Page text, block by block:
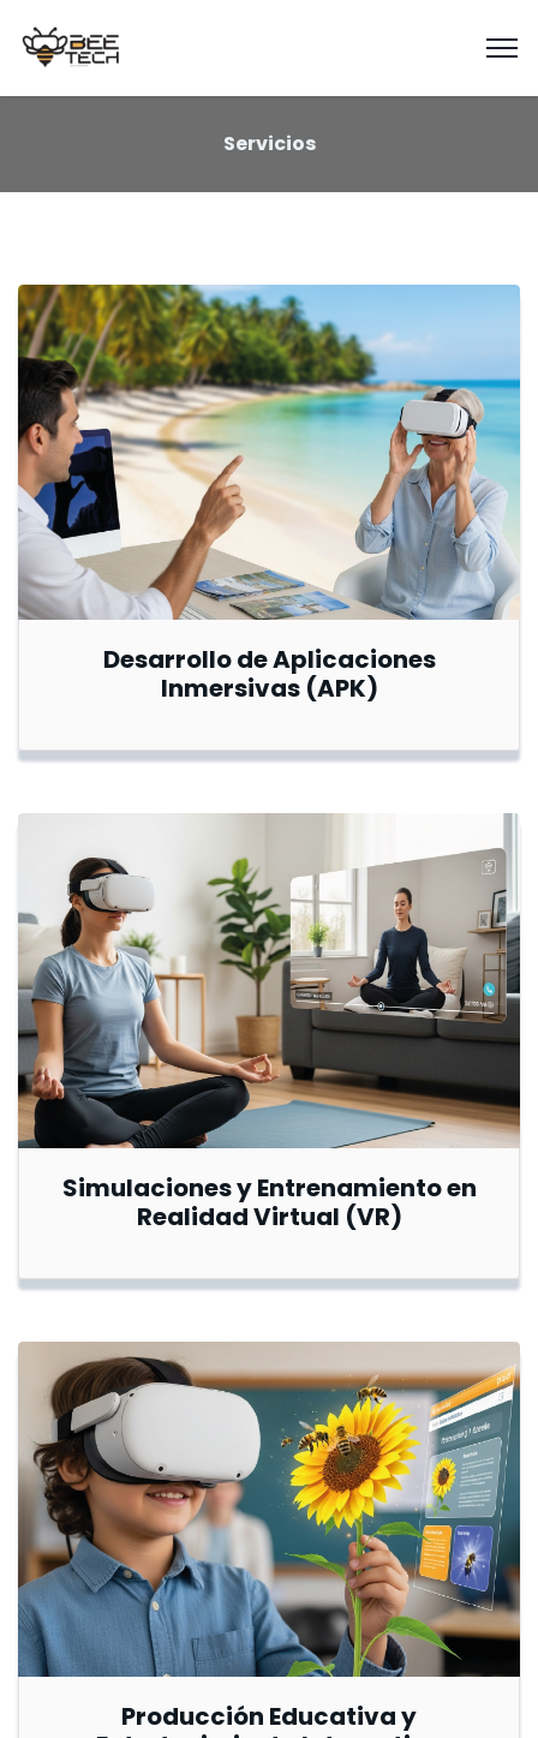
Servicios
Desarrollo de Aplicaciones
Inmersivas (APK)
Simulaciones y Entrenamiento en
Realidad Virtual (VR)
Producción Educativa y